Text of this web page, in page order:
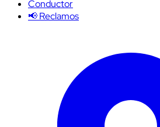
Conductor
📢 Reclamos